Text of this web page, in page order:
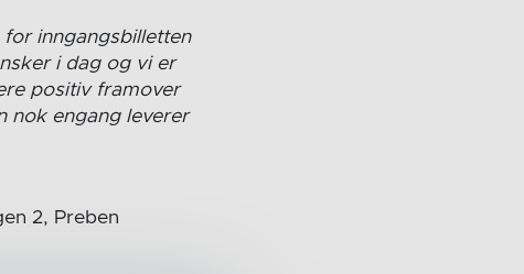
inngangsbilletten
i dag og vi er
positiv framover
nok engang leverer
2, Preben